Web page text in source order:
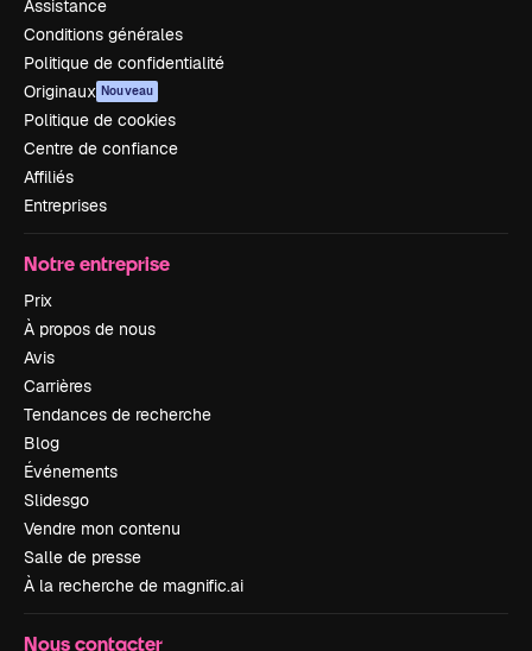
Assistance
Conditions générales
Politique de confidentialité
Originaux Nouveau
Politique de cookies
Centre de confiance
Affiliés
Entreprises
Notre entreprise
Prix
À propos de nous
Avis
Carrières
Tendances de recherche
Blog
Événements
Slidesgo
Vendre mon contenu
Salle de presse
À la recherche de magnific.ai
Nous contacter